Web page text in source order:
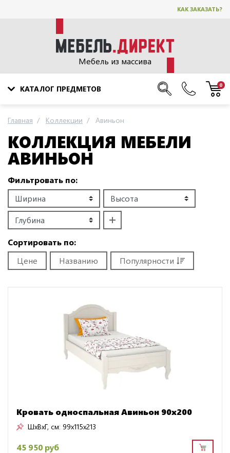
КАК ЗАКАЗАТЬ?
Мебель из массива
КАТАЛОГ ПРЕДМЕТОВ 0
Главная Коллекции Авиньон
КОЛЛЕКЦИЯ МЕБЕЛИ
АВИНЬОН
Сортировать по:
Цене
Названию Популярности
Фильтровать по:
Кровать односпальная Авиньон 90х200
ШxВxГ, см: 99x115x213
45 950 руб